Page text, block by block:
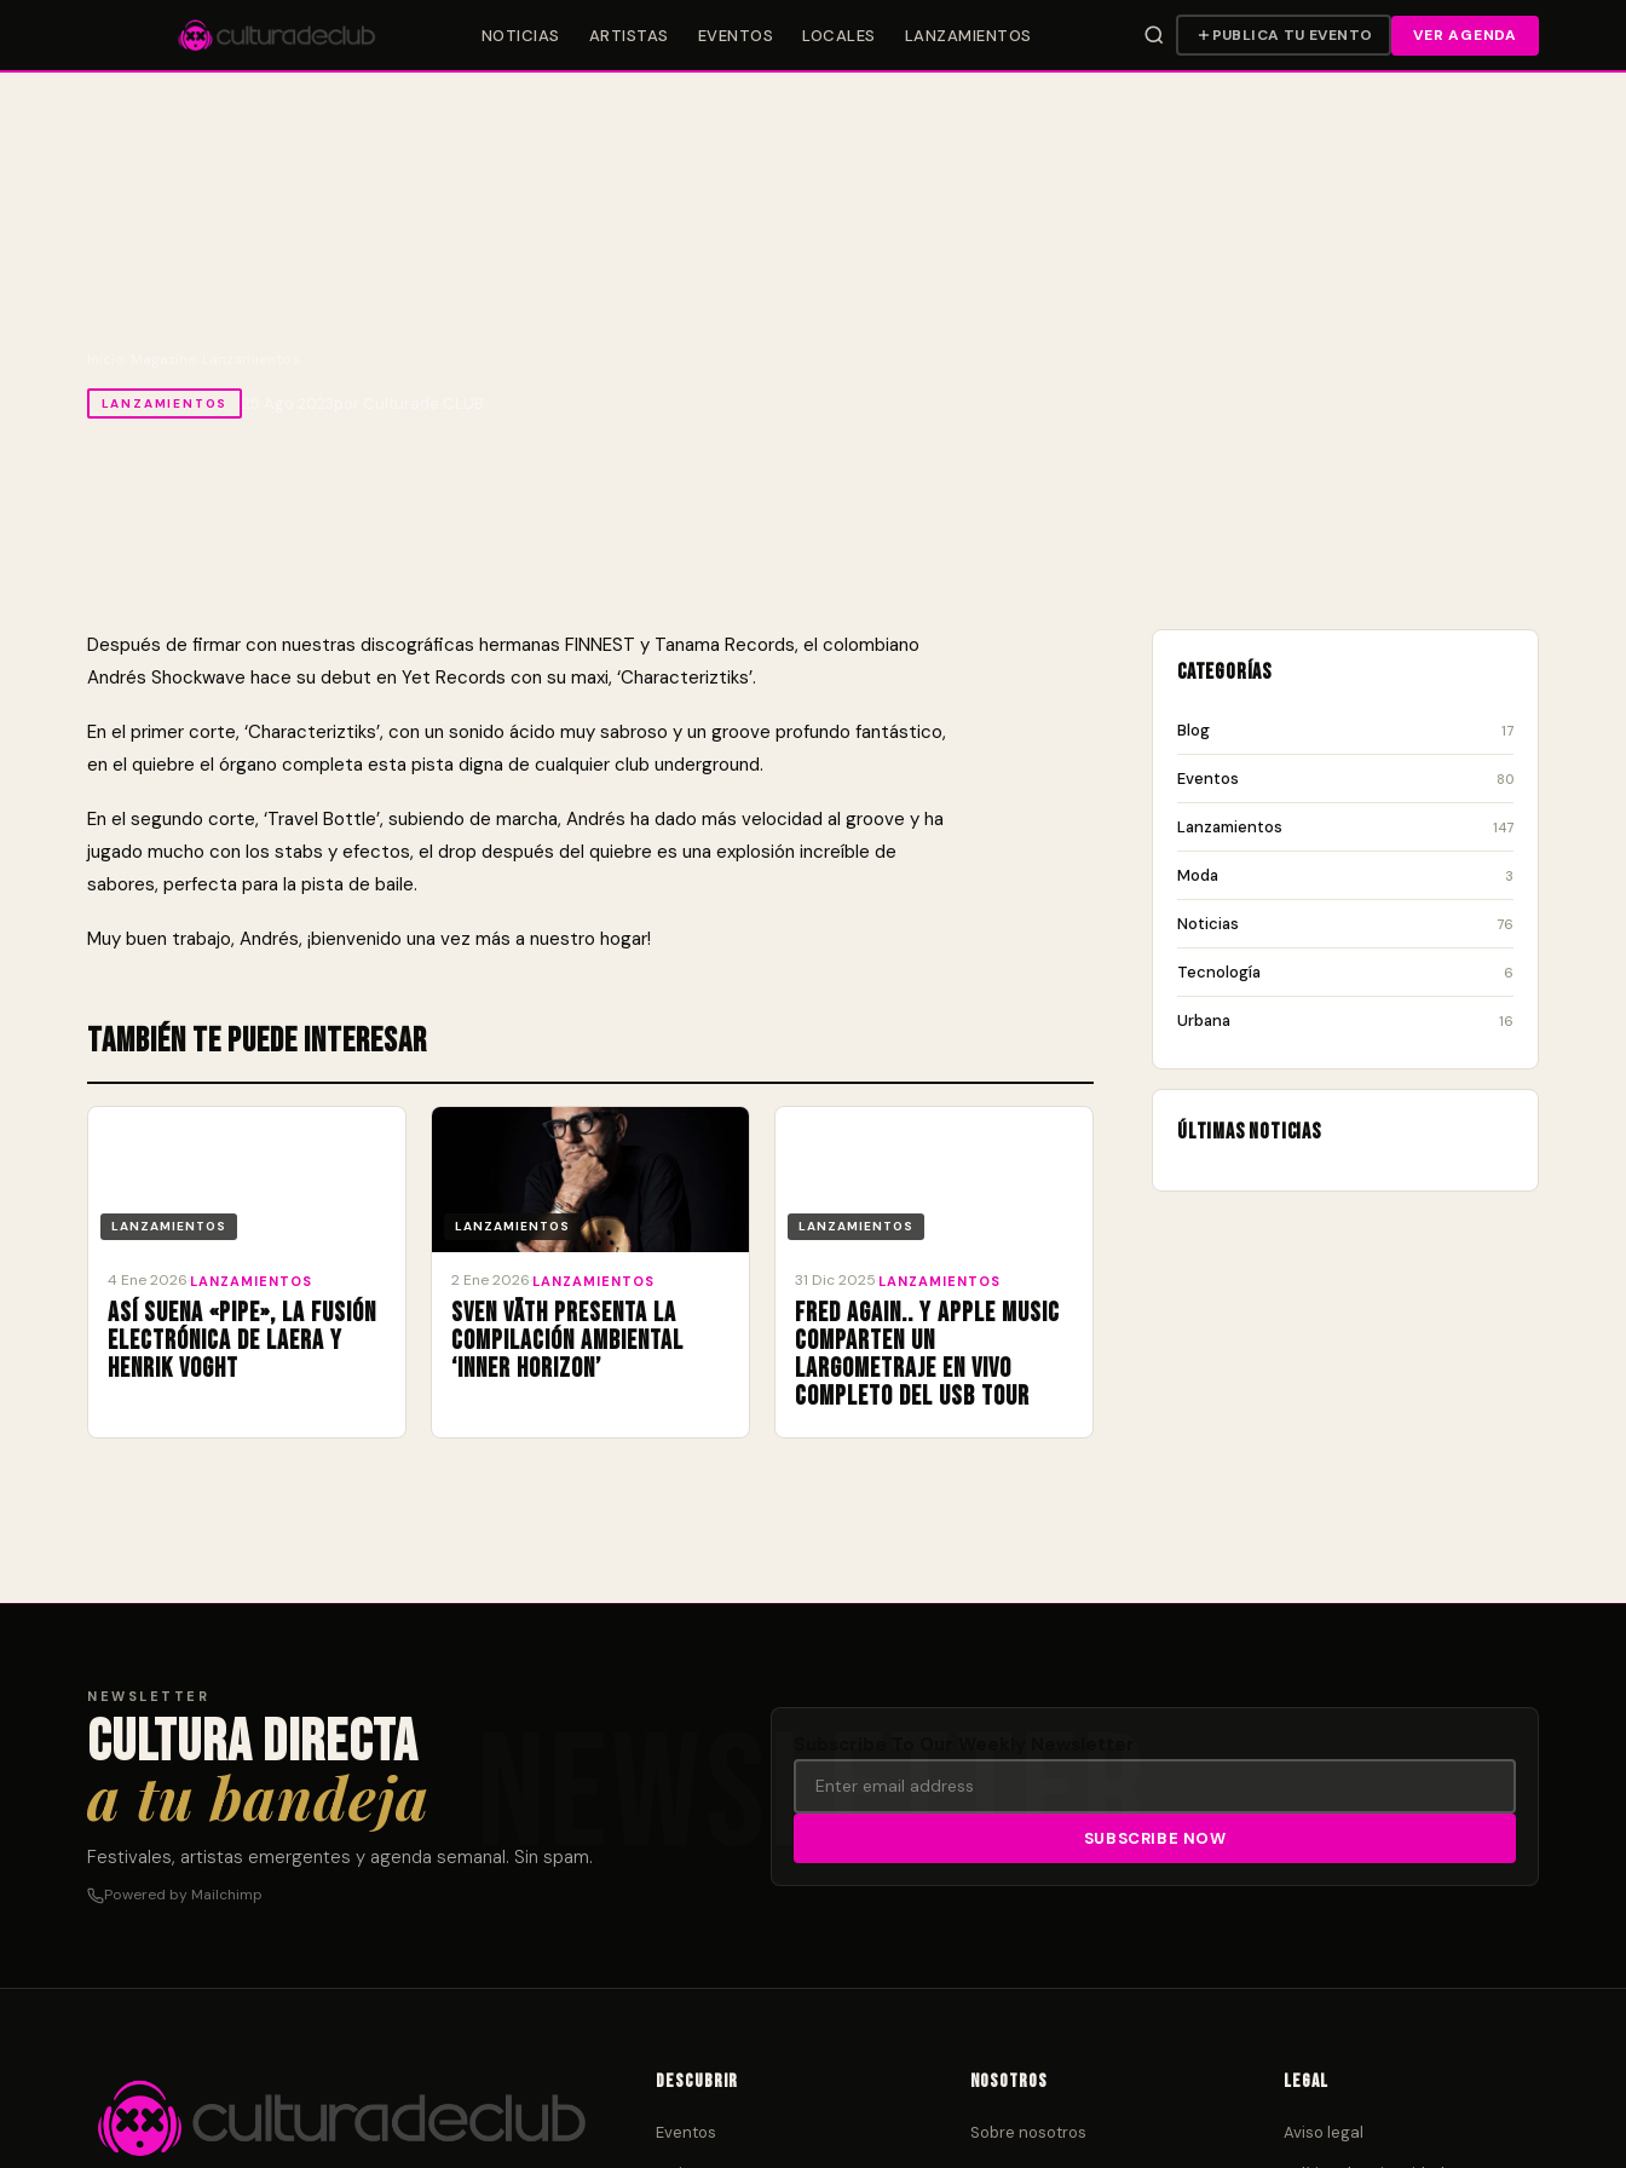
NOTICIAS ARTISTAS EVENTOS LOCALES LANZAMIENTOS PUBLICA TU EVENTO VER AGENDA
LANZAMIENTOS
Después de firmar con nuestras discográficas hermanas FINNEST y Tanama Records, el colombiano
Andrés Shockwave hace su debut en Yet Records con su maxi, ‘Characteriztiks’.
En el primer corte, ‘Characteriztiks’, con un sonido ácido muy sabroso y un groove profundo fantástico,
en el quiebre el órgano completa esta pista digna de cualquier club underground.
En el segundo corte, ‘Travel Bottle’, subiendo de marcha, Andrés ha dado más velocidad al groove y ha
jugado mucho con los stabs y efectos, el drop después del quiebre es una explosión increíble de
sabores, perfecta para la pista de baile.
Muy buen trabajo, Andrés, ¡bienvenido una vez más a nuestro hogar!
También te puede interesar
LANZAMIENTOS
4 Ene 2026 LANZAMIENTOS
Así suena «Pipe», la fusión
electrónica de Laera y
Henrik Voght
LANZAMIENTOS
2 Ene 2026 LANZAMIENTOS
Sven Väth presenta la
compilación ambiental
‘Inner Horizon’
LANZAMIENTOS
31 Dic 2025 LANZAMIENTOS
Fred again.. y Apple Music
comparten un
largometraje en vivo
completo del USB Tour
Categorías
Blog 17
Eventos 80
Lanzamientos 147
Moda 3
Noticias 76
Tecnología 6
Urbana 16
Últimas noticias
NEWSLETTER
Cultura directa
a tu bandeja
Festivales, artistas emergentes y agenda semanal. Sin spam.
Powered by Mailchimp
Descubrir
Eventos
Nosotros
Sobre nosotros
Legal
Aviso legal